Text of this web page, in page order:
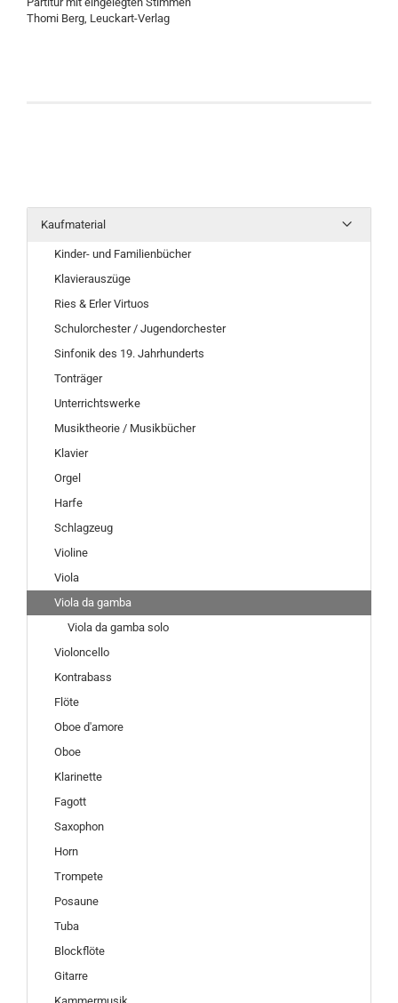
Thomi Berg, Leuckart-Verlag
Kaufmaterial
Kinder- und Familienbücher
Klavierauszüge
Ries & Erler Virtuos
Schulorchester / Jugendorchester
Sinfonik des 19. Jahrhunderts
Tonträger
Unterrichtswerke
Musiktheorie / Musikbücher
Klavier
Orgel
Harfe
Schlagzeug
Violine
Viola
Viola da gamba
Viola da gamba solo
Violoncello
Kontrabass
Flöte
Oboe d'amore
Oboe
Klarinette
Fagott
Saxophon
Horn
Trompete
Posaune
Tuba
Blockflöte
Gitarre